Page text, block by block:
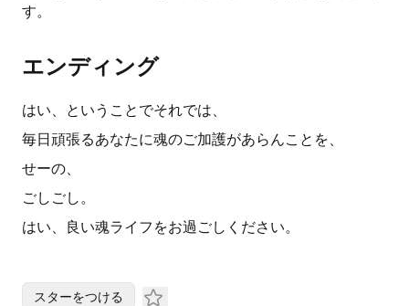
す。
エンディング
はい、ということでそれでは、
毎日頑張るあなたに魂のご加護があらんことを、
せーの、
ごしごし。
はい、良い魂ライフをお過ごしください。
スターをつける